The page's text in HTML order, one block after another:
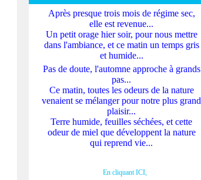
Après presque trois mois de régime sec,
elle est revenue...
Un petit orage hier soir, pour nous mettre
dans l'ambiance, et ce matin un temps gris
et humide...
Pas de doute, l'automne approche à grands
pas...
Ce matin, toutes les odeurs de la nature
venaient se mélanger pour notre plus grand
plaisir...
Terre humide, feuilles séchées, et cette
odeur de miel que développent la nature
qui reprend vie...
En cliquant ICI,